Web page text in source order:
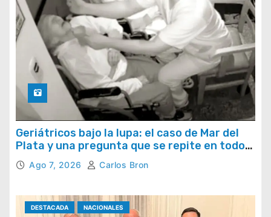
Geriátricos bajo la lupa: el caso de Mar del
Plata y una pregunta que se repite en todo
el país
Ago 7, 2026 Carlos Bron
DESTACADA NACIONALES